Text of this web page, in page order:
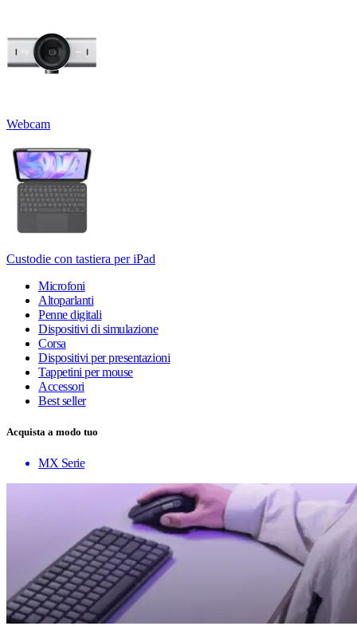
Webcam
Custodie con tastiera per iPad
Microfoni
Altoparlanti
Penne digitali
Dispositivi di simulazione
Corsa
Dispositivi per presentazioni
Tappetini per mouse
Accessori
Best seller
Acquista a modo tuo
MX Serie